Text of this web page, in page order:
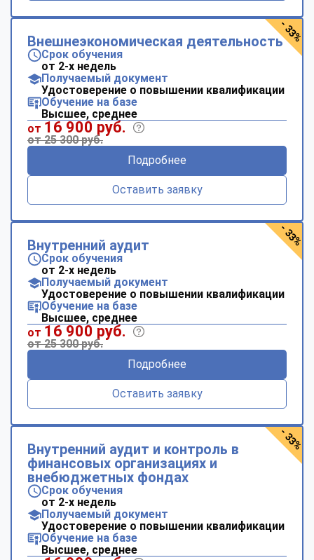
Внешнеэкономическая деятельность
Срок обучения
от 2-х недель
Получаемый документ
Удостоверение о повышении квалификации
Обучение на базе
Высшее, среднее
от 16 900 руб.
от 25 300 руб.
Подробнее
Оставить заявку
- 33%
Внутренний аудит
Срок обучения
от 2-х недель
Получаемый документ
Удостоверение о повышении квалификации
Обучение на базе
Высшее, среднее
от 16 900 руб.
от 25 300 руб.
Подробнее
Оставить заявку
- 33%
Внутренний аудит и контроль в
финансовых организациях и
внебюджетных фондах
Срок обучения
от 2-х недель
Получаемый документ
Удостоверение о повышении квалификации
Обучение на базе
Высшее, среднее
- 33%